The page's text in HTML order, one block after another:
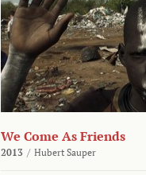
We Come As Friends
2013 / Hubert Sauper